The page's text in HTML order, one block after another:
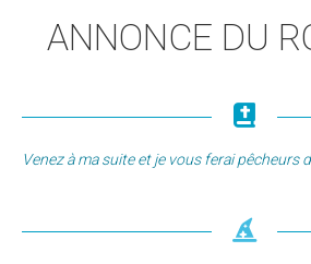
ANNONCE DU
Venez à ma suite et je vous ferai pêcheurs